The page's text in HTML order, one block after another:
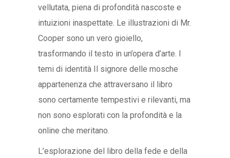
vellutata, piena di profondità nascoste e
intuizioni inaspettate. Le illustrazioni di Mr.
Cooper sono un vero gioiello,
trasformando il testo in un’opera d’arte. I
temi di identità Il signore delle mosche
appartenenza che attraversano il libro
sono certamente tempestivi e rilevanti, ma
non sono esplorati con la profondità e la
online che meritano.
L’esplorazione del libro della fede e della